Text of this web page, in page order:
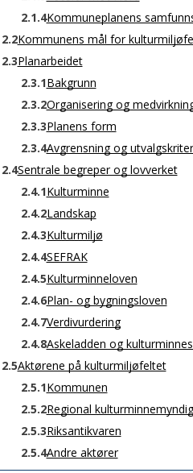
2.1.4Kommuneplanens
2.2Kommunens mål for
2.3Planarbeidet
2.3.1Bakgrunn
2.3.2Organisering og
2.3.3Planens form
2.3.4Avgrensning og
2.4Sentrale begreper og lovverket
2.4.1Kulturminne
2.4.2Landskap
2.4.3Kulturmiljø
2.4.4SEFRAK
2.4.5Kulturminneloven
2.4.6Plan- og bygningsloven
2.4.7Verdivurdering
2.4.8Askeladden og
2.5Aktørene på kulturmiljøfeltet
2.5.1Kommunen
2.5.2Regional
2.5.3Riksantikvaren
2.5.4Andre aktører